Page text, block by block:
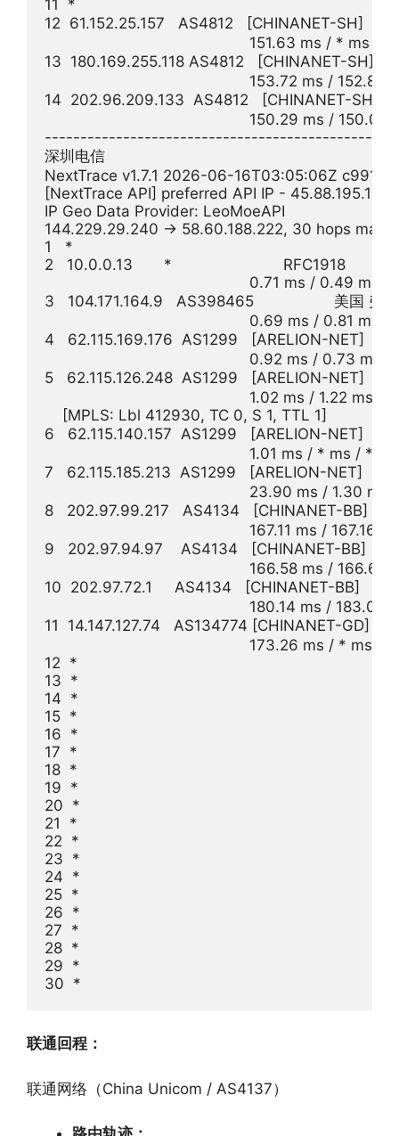
11  *
12  61.152.25.157   AS4812   [CHINANET-SH]
151.63 ms / * ms /
13  180.169.255.118 AS4812   [CHINANET-SH]
153.72 ms /
14  202.96.209.133  AS4812   [CHINANET-SH]
150.29 ms /
深圳电信
NextTrace v1.7.1 2026-06-16T03:05:06Z
[NextTrace API] preferred API IP -
IP Geo Data Provider: LeoMoeAPI
144.229.29.240 -> 58.60.188.222, 30 hops max,
1   *
2   10.0.0.13       *                         RFC1918
0.71 ms / 0.49
3   104.171.164.9   AS398465                  美国 弗
0.69 ms / 0.81
4   62.115.169.176  AS1299   [ARELION-NET]
0.92 ms / 0.73
5   62.115.126.248  AS1299   [ARELION-NET]
1.02 ms / 1.22 ms
    [MPLS: Lbl 412930, TC 0, S 1, TTL 1]
6   62.115.140.157  AS1299   [ARELION-NET]
                                              1.01 ms / * ms / * ms
7   62.115.185.213  AS1299   [ARELION-NET]
23.90 ms / 1.30
8   202.97.99.217   AS4134   [CHINANET-BB]
167.11 ms /
9   202.97.94.97    AS4134   [CHINANET-BB]
166.58 ms /
10  202.97.72.1     AS4134   [CHINANET-BB]
180.14 ms /
11  14.147.127.74   AS134774 [CHINANET-GD]
173.26 ms / * ms /
12  *
13  *
14  *
15  *
16  *
17  *
18  *
19  *
20  *
21  *
22  *
23  *
24  *
25  *
26  *
27  *
28  *
29  *
联通回程：
联通网络（China Unicom / AS4137）